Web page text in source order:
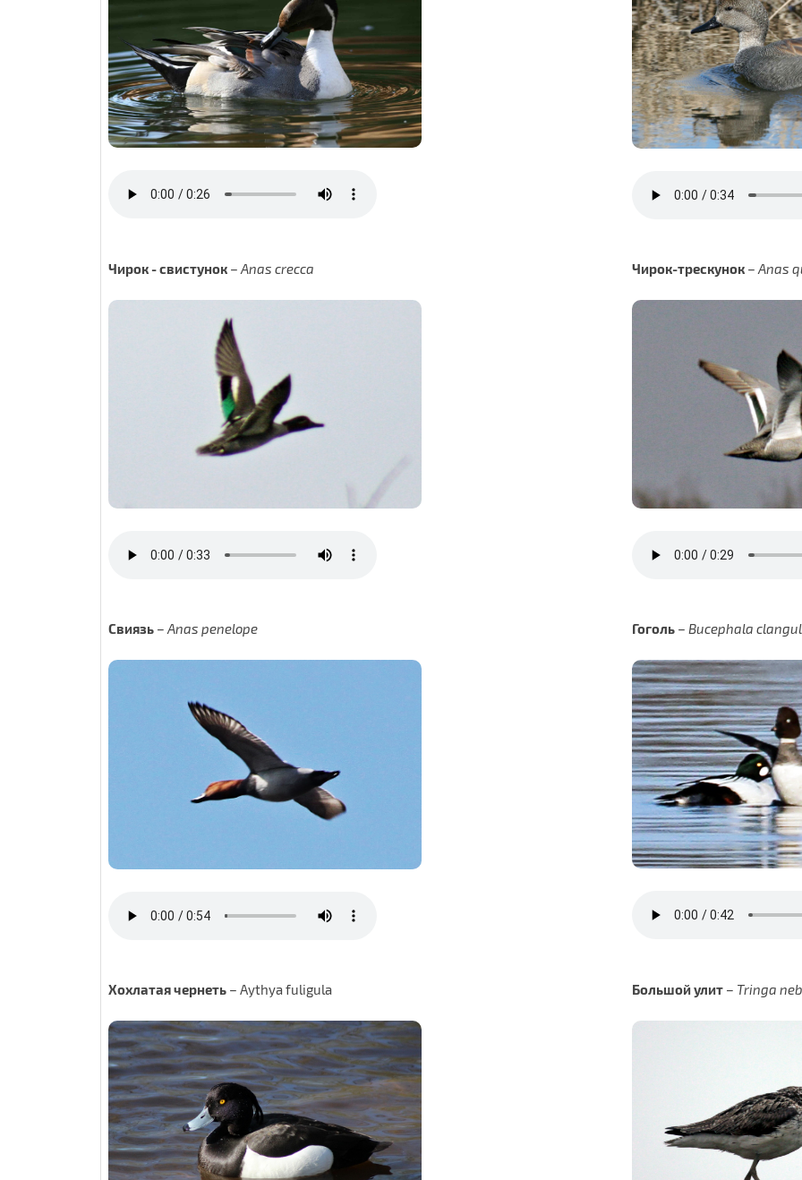
Чирок - свистунок – Anas crecca Чирок-трескунок – Anas
Свиязь – Anas penelope Гоголь – Bucephala
Хохлатая чернеть – Aythya fuligula Большой улит – Tringa